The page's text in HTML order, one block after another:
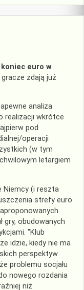
euro w
gracze zdają już
analiza
realizacji wkrótce
pod
operacji
(w tym
letargiem
Niemcy (i reszta
strefy euro
gry, obudowanych
"Klub
idzie, kiedy nie ma
perspektyw
problemu socjału
nowego rozdania
niż